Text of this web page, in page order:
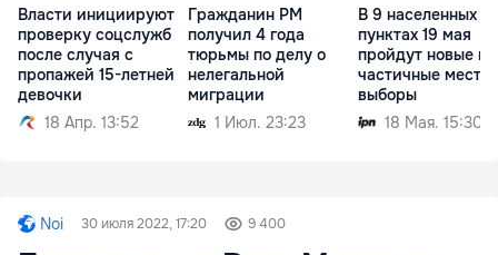
Власти инициируют
проверку соцслужб
после случая с
пропажей 15-летней
девочки
18 Апр. 13:52
Гражданин РМ
получил 4 года
тюрьмы по делу о
нелегальной
миграции
1 Июл. 23:23
В 9 населенных
пунктах 19 мая
пройдут новые и
частичные
выборы
18 Мая. 15:30
Noi 30 июля 2022, 17:20 9 400